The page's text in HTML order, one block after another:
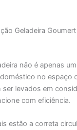
Geladeira
não é apenas
no espaço
levados em
com eficiência.
estão a correta